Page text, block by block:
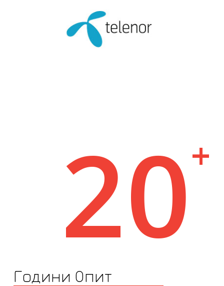
20+
Години Опит